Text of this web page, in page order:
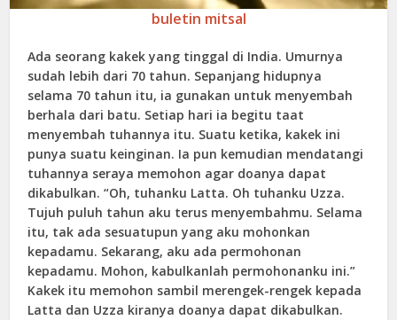
buletin mitsal
Ada seorang kakek yang tinggal di India. Umurnya
sudah lebih dari 70 tahun. Sepanjang hidupnya
selama 70 tahun itu, ia gunakan untuk menyembah
berhala dari batu. Setiap hari ia begitu taat
menyembah tuhannya itu. Suatu ketika, kakek ini
punya suatu keinginan. Ia pun kemudian mendatangi
tuhannya seraya memohon agar doanya dapat
dikabulkan. “Oh, tuhanku Latta. Oh tuhanku Uzza.
Tujuh puluh tahun aku terus menyembahmu. Selama
itu, tak ada sesuatupun yang aku mohonkan
kepadamu. Sekarang, aku ada permohonan
kepadamu. Mohon, kabulkanlah permohonanku ini.”
Kakek itu memohon sambil merengek-rengek kepada
Latta dan Uzza kiranya doanya dapat dikabulkan.